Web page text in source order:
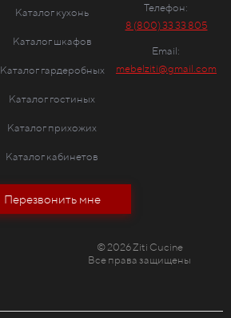
Каталог кухонь
Каталог шкафов
Каталог гардеробных
Каталог гостиных
Каталог прихожих
Каталог кабинетов
Телефон:
8 (800) 33 33 805
Email:
mebelziti@gmail.com
Перезвонить мне
© 2026 Ziti Cucine
Все права защищены